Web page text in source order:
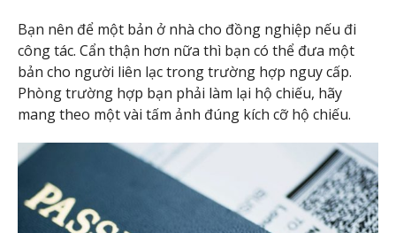
Bạn nên để một bản ở nhà cho đồng nghiệp nếu đi
công tác. Cẩn thận hơn nữa thì bạn có thể đưa một
bản cho người liên lạc trong trường hợp nguy cấp.
Phòng trường hợp bạn phải làm lại hộ chiếu, hãy
mang theo một vài tấm ảnh đúng kích cỡ hộ chiếu.